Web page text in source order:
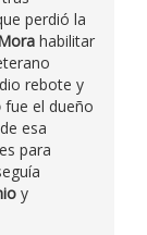
perdió la
habilitar
rebote y
fue el dueño
esa
para
y